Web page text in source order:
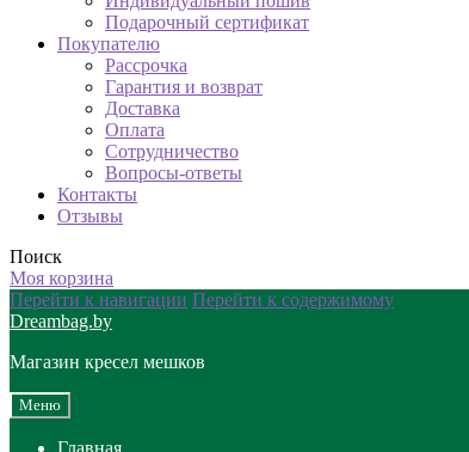
Подарочный сертификат
Покупателю
Рассрочка
Гарантия и возврат
Доставка
Оплата
Сотрудничество
Вопросы-ответы
Контакты
Отзывы
Поиск
Моя корзина
Перейти к навигации Перейти к содержимому
Dreambag.by
Магазин кресел мешков
Меню
Главная